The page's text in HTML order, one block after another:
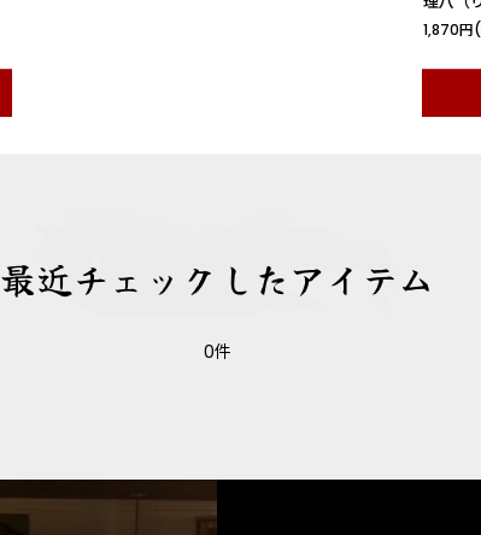
1,870円
最近チェックしたアイテム
0件